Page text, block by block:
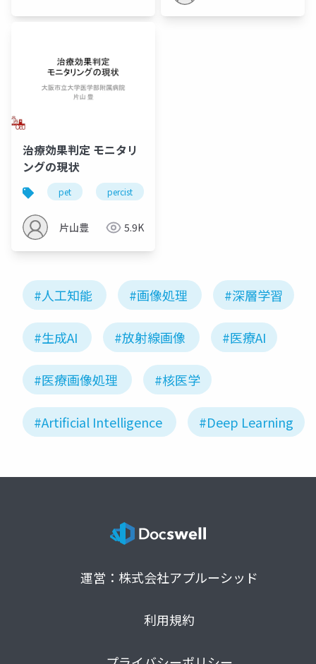
治療効果判定 モニタリ
ングの現状
pet percist
片山豊 5.9K
#人工知能 #画像処理 #深層学習
#生成AI #放射線画像 #医療AI
#医療画像処理 #核医学
#Artificial Intelligence #Deep Learning
運営：株式会社アプルーシッド
利用規約